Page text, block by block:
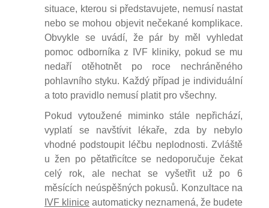
situace, kterou si představujete, nemusí nastat
nebo se mohou objevit nečekané komplikace.
Obvykle se uvádí, že pár by měl vyhledat
pomoc odborníka z IVF kliniky, pokud se mu
nedaří otěhotnět po roce nechráněného
pohlavního styku. Každý případ je individuální
a toto pravidlo nemusí platit pro všechny.
Pokud vytoužené miminko stále nepřichází,
vyplatí se navštívit lékaře, zda by nebylo
vhodné podstoupit léčbu neplodnosti. Zvláště
u žen po pětatřicítce se nedoporučuje čekat
celý rok, ale nechat se vyšetřit už po 6
měsících neúspěšných pokusů. Konzultace na
IVF klinice automaticky neznamená, že budete